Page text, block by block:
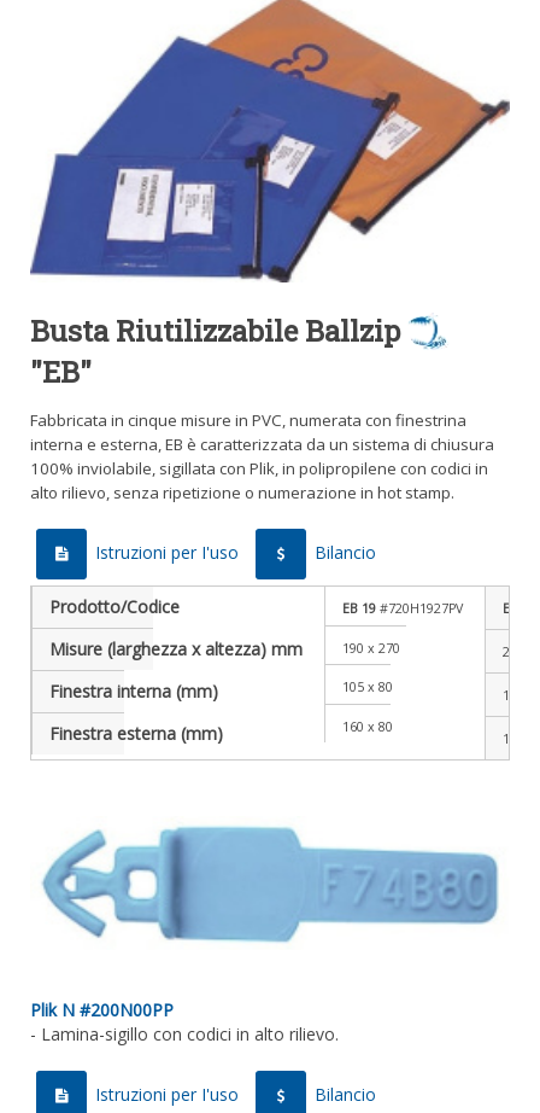
Busta Riutilizzabile Ballzip
"EB"
Fabbricata in cinque misure in PVC, numerata con finestrina
interna e esterna, EB è caratterizzata da un sistema di chiusura
100% inviolabile, sigillata con Plik, in polipropilene con codici in
alto rilievo, senza ripetizione o numerazione in hot stamp.
Istruzioni per I'uso Bilancio
Prodotto/Codice
Misure (larghezza x altezza) mm
Finestra interna (mm)
Finestra esterna (mm)
EB 19 #720H1927PV
190 x 270
105 x 80
160 x 80
EB 24
240 x
105 x
160 x
Plik N #200N00PP
- Lamina-sigillo con codici in alto rilievo.
Istruzioni per I'uso Bilancio